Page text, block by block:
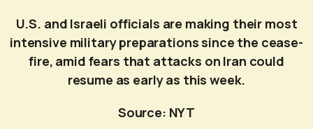
U.S. and Israeli officials are making their most
intensive military preparations since the cease-
fire, amid fears that attacks on Iran could
resume as early as this week.
Source: NYT